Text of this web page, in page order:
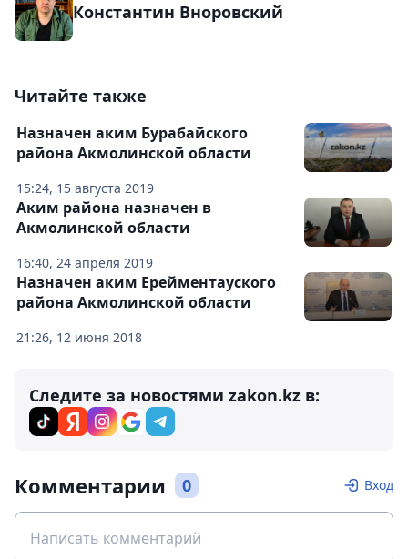
Константин Вноровский
Читайте также
15:24, 15 августа 2019
Назначен аким Бурабайского
района Акмолинской области
16:40, 24 апреля 2019
Аким района назначен в
Акмолинской области
21:26, 12 июня 2018
Назначен аким Ерейментауского
района Акмолинской области
Следите за новостями zakon.kz в:
Комментарии 0 Вход